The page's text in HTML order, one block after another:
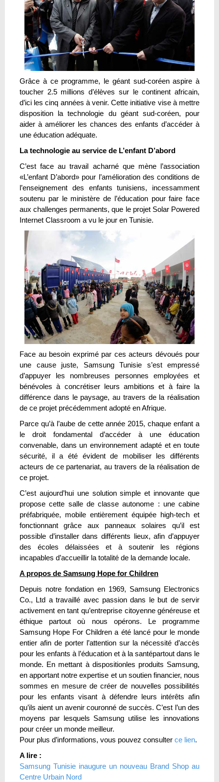
Grâce à ce programme, le géant sud-coréen aspire à
toucher 2.5 millions d’élèves sur le continent africain,
d’ici les cinq années à venir. Cette initiative vise à mettre
disposition la technologie du géant sud-coréen, pour
aider à améliorer les chances des enfants d’accéder à
une éducation adéquate.
La technologie au service de L’enfant D’abord
C’est face au travail acharné que mène l’association
«L’enfant D’abord» pour l’amélioration des conditions de
l’enseignement des enfants tunisiens, incessamment
soutenu par le ministère de l’éducation pour faire face
aux challenges permanents, que le projet Solar Powered
Internet Classroom a vu le jour en Tunisie.
Face au besoin exprimé par ces acteurs dévoués pour
une cause juste, Samsung Tunisie s’est empressé
d’appuyer les nombreuses personnes employées et
bénévoles à concrétiser leurs ambitions et à faire la
différence dans le paysage, au travers de la réalisation
de ce projet précédemment adopté en Afrique.
Parce qu’à l’aube de cette année 2015, chaque enfant a
le droit fondamental d’accéder à une éducation
convenable, dans un environnement adapté et en toute
sécurité, il a été évident de mobiliser les différents
acteurs de ce partenariat, au travers de la réalisation de
ce projet.
C’est aujourd’hui une solution simple et innovante que
propose cette salle de classe autonome : une cabine
préfabriquée, mobile entièrement équipée high-tech et
fonctionnant grâce aux panneaux solaires qu’il est
possible d’installer dans différents lieux, afin d’appuyer
des écoles délaissées et à soutenir les régions
incapables d’accueillir la totalité de la demande locale.
A propos de Samsung Hope for Children
Depuis notre fondation en 1969, Samsung Electronics
Co., Ltd a travaillé avec passion dans le but de servir
activement en tant qu’entreprise citoyenne généreuse et
éthique partout où nous opérons. Le programme
Samsung Hope For Children a été lancé pour le monde
entier afin de porter l’attention sur la nécessité d’accès
pour les enfants à l’éducation et à la santépartout dans le
monde. En mettant à dispositionles produits Samsung,
en apportant notre expertise et un soutien financier, nous
sommes en mesure de créer de nouvelles possibilités
pour les enfants visant à défendre leurs intérêts afin
qu’ils aient un avenir couronné de succès. C’est l’un des
moyens par lesquels Samsung utilise les innovations
pour créer un monde meilleur.
Pour plus d’informations, vous pouvez consulter ce lien.
A lire :
Samsung Tunisie inaugure un nouveau Brand Shop au
Centre Urbain Nord